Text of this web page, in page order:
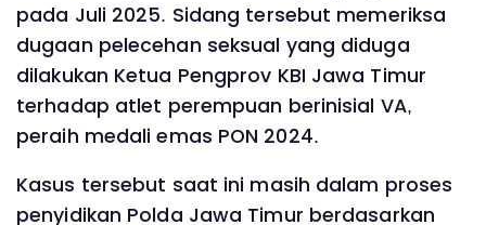
pada Juli 2025. Sidang tersebut memeriksa
dugaan pelecehan seksual yang diduga
dilakukan Ketua Pengprov KBI Jawa Timur
terhadap atlet perempuan berinisial VA,
peraih medali emas PON 2024.
Kasus tersebut saat ini masih dalam proses
penyidikan Polda Jawa Timur berdasarkan